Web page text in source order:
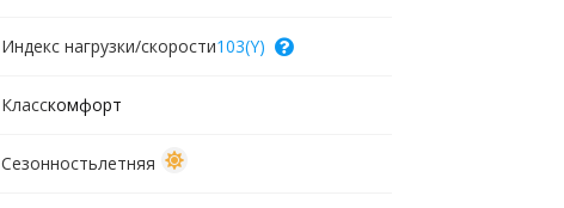
Индекс нагрузки/скорости103(Y)
Класскомфорт
Сезонностьлетняя